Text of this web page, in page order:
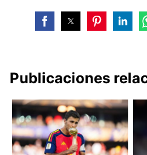
Publicaciones